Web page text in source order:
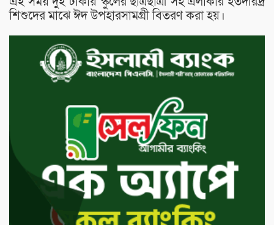
শিশুদের মাঝে ঈদ উপহারসামগ্রী বিতরণ করা হয়।